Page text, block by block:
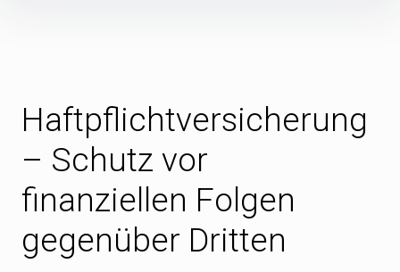
Haftpflichtversicherung
– Schutz vor
finanziellen Folgen
gegenüber Dritten